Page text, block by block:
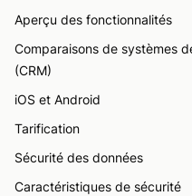
Aperçu des fonctionnalités
Comparaisons de systèmes
(CRM)
iOS et Android
Tarification
Sécurité des données
Caractéristiques de sécurité